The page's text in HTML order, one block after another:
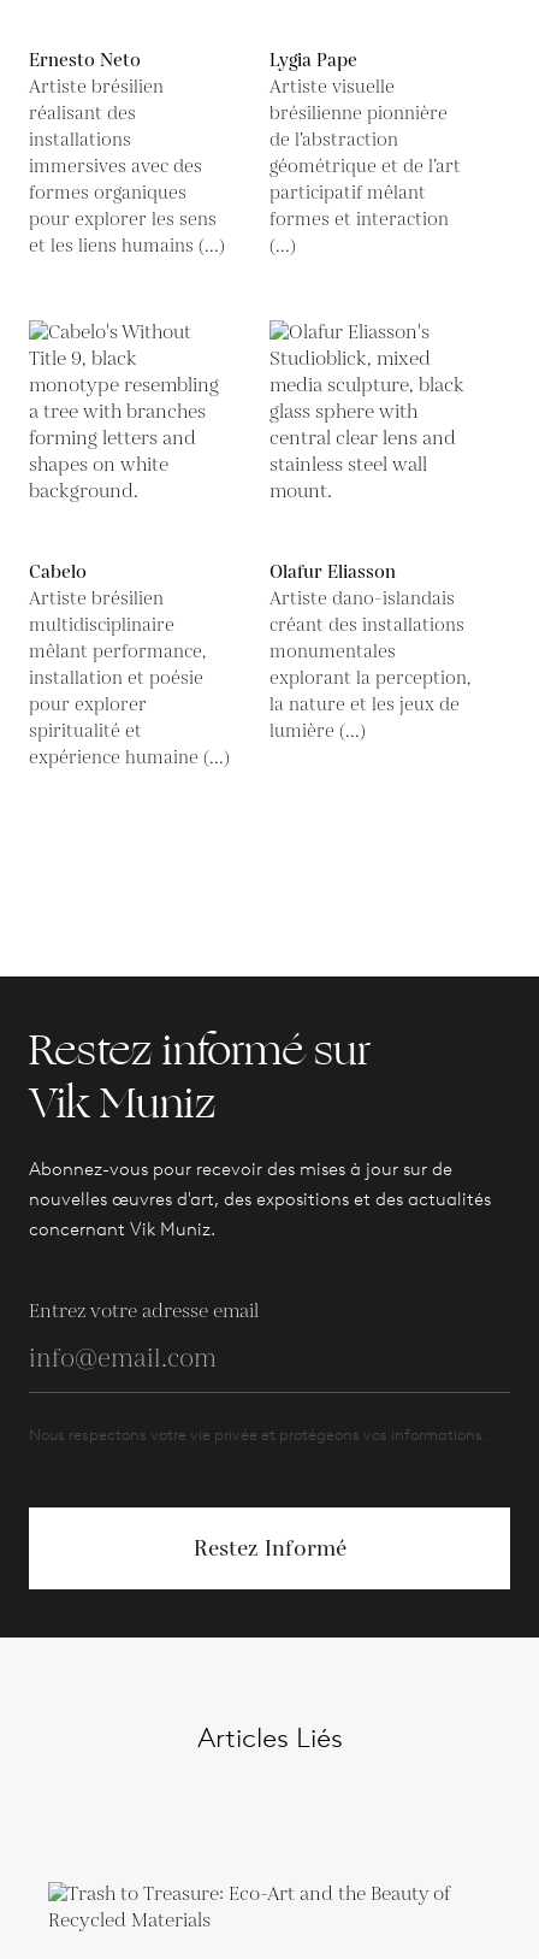
Ernesto Neto
Artiste brésilien
réalisant des
installations
immersives avec des
formes organiques
pour explorer les sens
et les liens humains (...)
Lygia Pape
Artiste visuelle
brésilienne pionnière
de l’abstraction
géométrique et de l’art
participatif mêlant
formes et interaction
(...)
Cabelo
Artiste brésilien
multidisciplinaire
mêlant performance,
installation et poésie
pour explorer
spiritualité et
expérience humaine (...)
Olafur Eliasson
Artiste dano-islandais
créant des installations
monumentales
explorant la perception,
la nature et les jeux de
lumière (...)
Restez informé sur
Vik Muniz
Abonnez-vous pour recevoir des mises à jour sur de
nouvelles œuvres d'art, des expositions et des actualités
concernant Vik Muniz.
Entrez votre adresse email
Nous respectons votre vie privée et protégeons vos informations.
Restez Informé
Articles Liés